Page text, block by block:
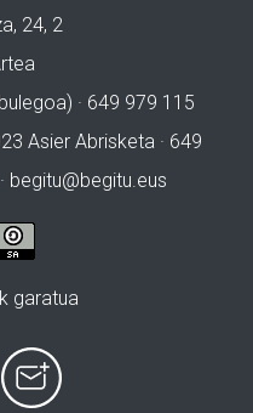
24, 2
· 649 979 115
Asier Abrisketa · 649
begitu@begitu.eus
garatua